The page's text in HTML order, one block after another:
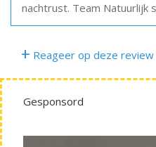
nachtrust. Team Natuurlijk
+ Reageer op deze review
Gesponsord